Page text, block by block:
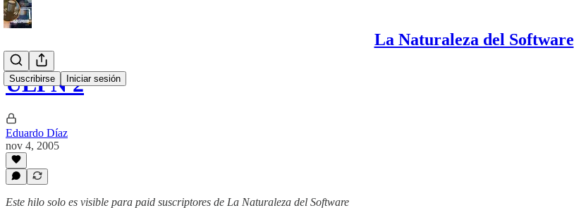
La Naturaleza del Software
Suscribirse Iniciar sesión
ULPN 2
Eduardo Díaz
nov 4, 2005
Este hilo solo es visible para paid suscriptores de La Naturaleza del Software